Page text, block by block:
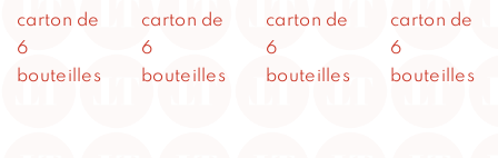
carton de
6
bouteilles
carton de
6
bouteilles
carton de
6
bouteilles
carton de
6
bouteilles